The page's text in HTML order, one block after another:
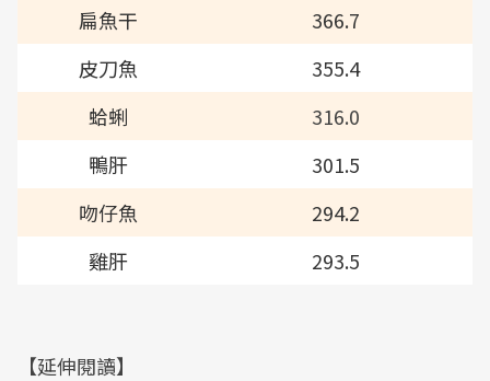
扁魚干
366.7
皮刀魚
355.4
蛤蜊
316.0
​​鴨肝
301.5
吻仔魚
294.2
雞肝
293.5
【延伸閱讀】